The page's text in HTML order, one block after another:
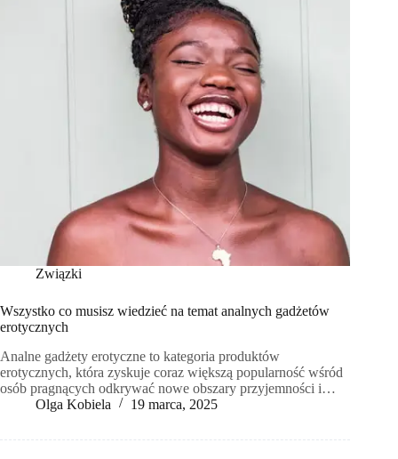
Związki
Wszystko co musisz wiedzieć na temat analnych gadżetów
erotycznych
Analne gadżety erotyczne to kategoria produktów
erotycznych, która zyskuje coraz większą popularność wśród
osób pragnących odkrywać nowe obszary przyjemności i…
Olga Kobiela
19 marca, 2025